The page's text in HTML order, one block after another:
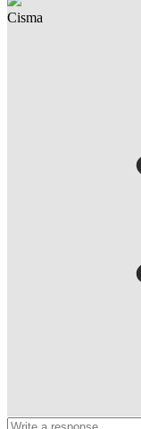
Cisma